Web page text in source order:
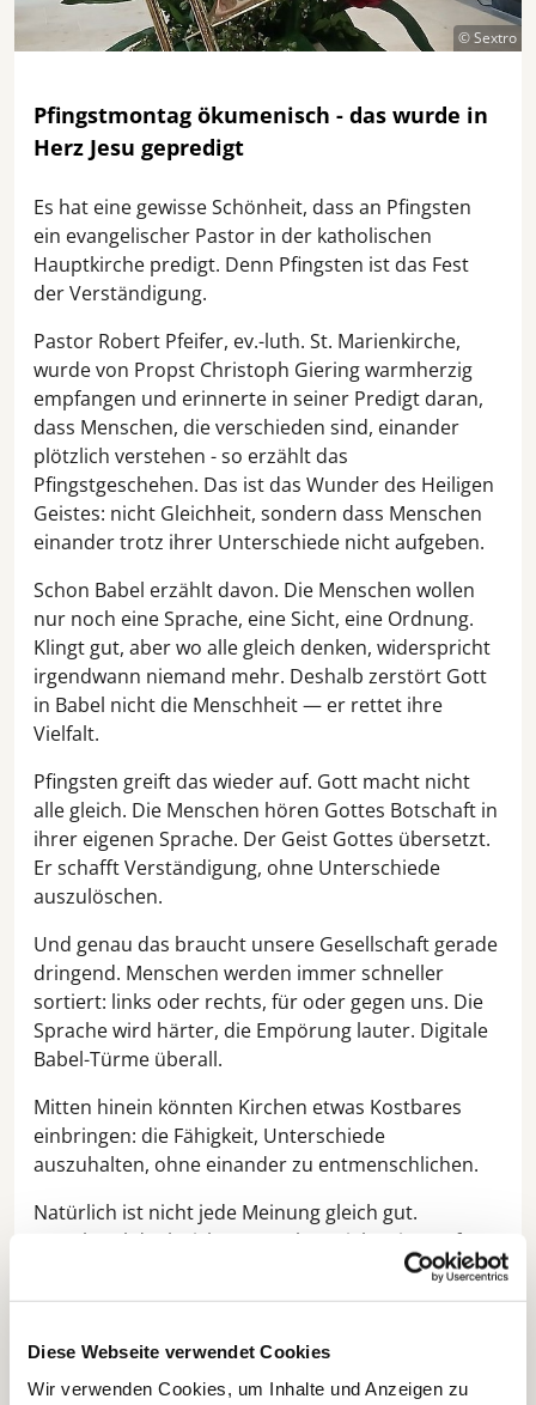
Diese Webseite verwendet Cookies
Wir verwenden Cookies, um Inhalte und Anzeigen zu
© Sextro
Pfingstmontag ökumenisch - das wurde in
Herz Jesu gepredigt
Es hat eine gewisse Schönheit, dass an Pfingsten
ein evangelischer Pastor in der katholischen
Hauptkirche predigt. Denn Pfingsten ist das Fest
der Verständigung.
Pastor Robert Pfeifer, ev.-luth. St. Marienkirche,
wurde von Propst Christoph Giering warmherzig
empfangen und erinnerte in seiner Predigt daran,
dass Menschen, die verschieden sind, einander
plötzlich verstehen - so erzählt das
Pfingstgeschehen. Das ist das Wunder des Heiligen
Geistes: nicht Gleichheit, sondern dass Menschen
einander trotz ihrer Unterschiede nicht aufgeben.
Schon Babel erzählt davon. Die Menschen wollen
nur noch eine Sprache, eine Sicht, eine Ordnung.
Klingt gut, aber wo alle gleich denken, widerspricht
irgendwann niemand mehr. Deshalb zerstört Gott
in Babel nicht die Menschheit — er rettet ihre
Vielfalt.
Pfingsten greift das wieder auf. Gott macht nicht
alle gleich. Die Menschen hören Gottes Botschaft in
ihrer eigenen Sprache. Der Geist Gottes übersetzt.
Er schafft Verständigung, ohne Unterschiede
auszulöschen.
Und genau das braucht unsere Gesellschaft gerade
dringend. Menschen werden immer schneller
sortiert: links oder rechts, für oder gegen uns. Die
Sprache wird härter, die Empörung lauter. Digitale
Babel-Türme überall.
Mitten hinein könnten Kirchen etwas Kostbares
einbringen: die Fähigkeit, Unterschiede
auszuhalten, ohne einander zu entmenschlichen.
Natürlich ist nicht jede Meinung gleich gut.
Manchmal denke ich: ganz schön viel Meinung für
so wenig Ahnung. Aber der andere Mensch bleibt
trotzdem ein Ebenbild Gottes.
Vielleicht ist das die ökumenische Aufgabe unserer